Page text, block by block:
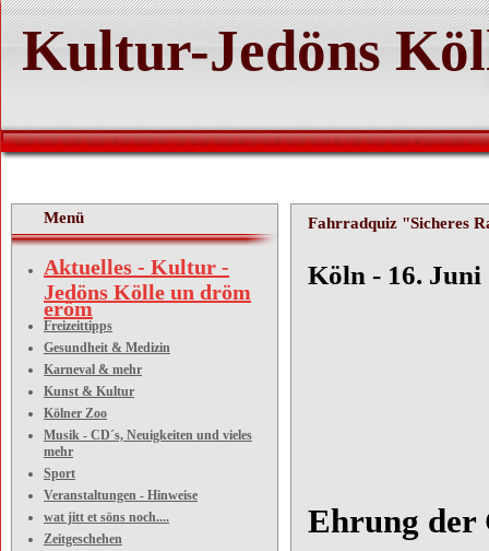
Kultur-Jedöns
Menü
Aktuelles - Kultur -
Jedöns Kölle un dröm
eröm
Freizeittipps
Gesundheit & Medizin
Karneval & mehr
Kunst & Kultur
Kölner Zoo
Musik - CD´s, Neuigkeiten und vieles
mehr
Sport
Veranstaltungen - Hinweise
wat jitt et söns noch....
Zeitgeschehen
Fahrradquiz "Sicheres
Köln - 16. Juni
Ehrung der